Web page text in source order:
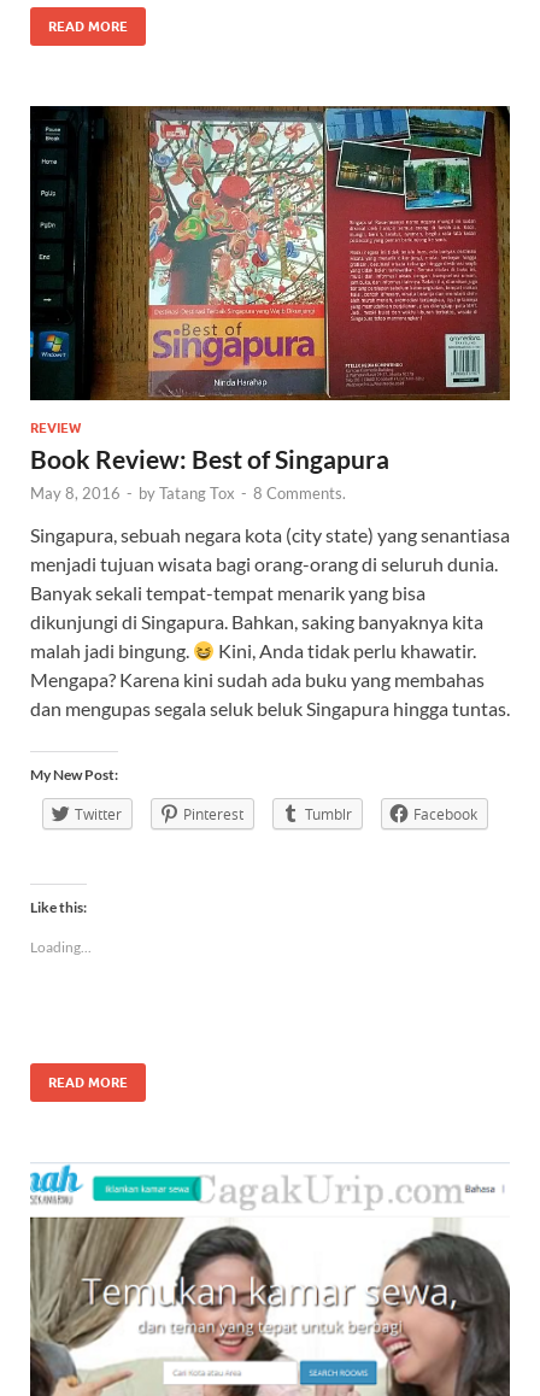
READ MORE
REVIEW
Book Review: Best of Singapura
May 8, 2016 - byTatang Tox - 8 Comments.
Singapura, sebuah negara kota (city state) yang senantiasa
menjadi tujuan wisata bagi orang-orang di seluruh dunia.
Banyak sekali tempat-tempat menarik yang bisa
dikunjungi di Singapura. Bahkan, saking banyaknya kita
malah jadi bingung.
Kini, Anda tidak perlu khawatir.
Mengapa? Karena kini sudah ada buku yang membahas
dan mengupas segala seluk beluk Singapura hingga tuntas.
My New Post:
Twitter Pinterest Tumblr Facebook
Like this:
Loading...
READ MORE